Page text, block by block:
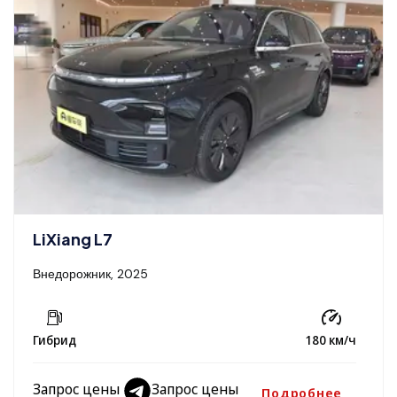
LiXiang L7
Внедорожник, 2025
Гибрид 180 км/ч
Запрос цены Запрос цены Подробнее